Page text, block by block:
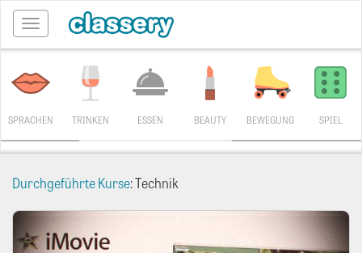
Toggle
navigation
SPRACHEN TRINKEN ESSEN BEAUTY BEWEGUNG SPIEL
Durchgeführte Kurse: Technik